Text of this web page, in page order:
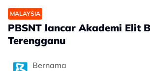
MALAYSIA
PBSNT lancar Akademi Elit
Terengganu
Bernama